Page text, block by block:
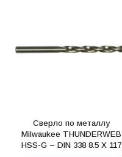
Сверло по металлу
Milwaukee THUNDERWEB
HSS-G – DIN 338 8.5 X 117